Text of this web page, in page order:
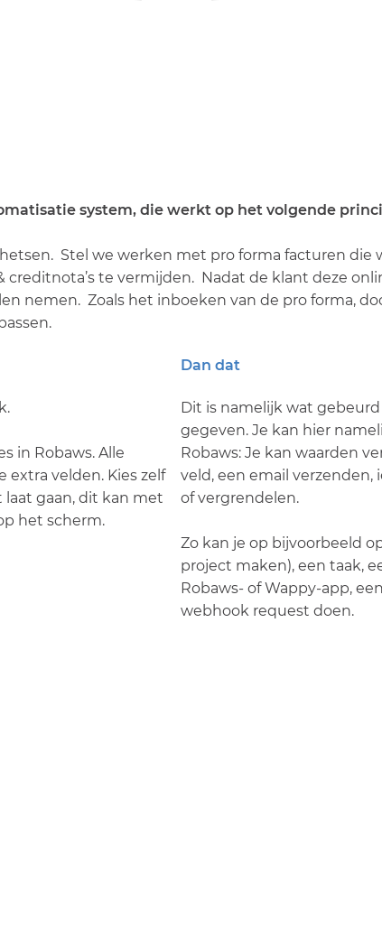
system, die werkt op het volgende
Stel we werken met pro forma facturen die
creditnota’s te vermijden. Nadat de klant deze
nemen. Zoals het inboeken van de pro forma,
in Robaws. Alle
extra velden. Kies zelf
gaan, dit kan met
het scherm.
Dan dat
Dit is namelijk wat
gegeven. Je kan hier
Robaws: Je kan waarden
veld, een email verzenden,
of vergrendelen.
Zo kan je op bijvoorbeeld
project maken), een taak,
Robaws- of Wappy-app,
webhook request doen.